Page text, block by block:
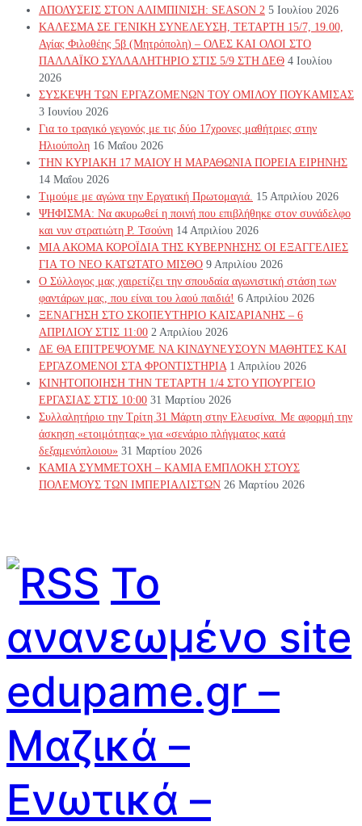
ΑΠΟΛΥΣΕΙΣ ΣΤΟΝ ΑΛΙΜΠΙΝΙΣΗ: SEASON 2 5 Ιουλίου 2026
ΚΑΛΕΣΜΑ ΣΕ ΓΕΝΙΚΗ ΣΥΝΕΛΕΥΣΗ, ΤΕΤΑΡΤΗ 15/7, 19.00,
Αγίας Φιλοθέης 5β (Μητρόπολη) – ΟΛΕΣ ΚΑΙ ΟΛΟΙ ΣΤΟ
ΠΑΛΛΑΪΚΟ ΣΥΛΛΑΛΗΤΗΡΙΟ ΣΤΙΣ 5/9 ΣΤΗ ΔΕΘ 4 Ιουλίου
2026
ΣΥΣΚΕΨΗ ΤΩΝ ΕΡΓΑΖΟΜΕΝΩΝ ΤΟΥ ΟΜΙΛΟΥ ΠΟΥΚΑΜΙΣΑΣ
3 Ιουνίου 2026
Για το τραγικό γεγονός με τις δύο 17χρονες μαθήτριες στην
Ηλιούπολη 16 Μαΐου 2026
ΤΗΝ ΚΥΡΙΑΚΗ 17 ΜΑΙΟΥ Η ΜΑΡΑΘΩΝΙΑ ΠΟΡΕΙΑ ΕΙΡΗΝΗΣ
14 Μαΐου 2026
Τιμούμε με αγώνα την Εργατική Πρωτομαγιά. 15 Απριλίου 2026
ΨΗΦΙΣΜΑ: Να ακυρωθεί η ποινή που επιβλήθηκε στον συνάδελφο
και νυν στρατιώτη Ρ. Τσούνη 14 Απριλίου 2026
ΜΙΑ ΑΚΟΜΑ ΚΟΡΟΪΔΙΑ ΤΗΣ ΚΥΒΕΡΝΗΣΗΣ ΟΙ ΕΞΑΓΓΕΛΙΕΣ
ΓΙΑ ΤΟ ΝΕΟ ΚΑΤΩΤΑΤΟ ΜΙΣΘΟ 9 Απριλίου 2026
Ο Σύλλογος μας χαιρετίζει την σπουδαία αγωνιστική στάση των
φαντάρων μας, που είναι του λαού παιδιά! 6 Απριλίου 2026
ΞΕΝΑΓΗΣΗ ΣΤΟ ΣΚΟΠΕΥΤΗΡΙΟ ΚΑΙΣΑΡΙΑΝΗΣ – 6
ΑΠΡΙΛΙΟΥ ΣΤΙΣ 11:00 2 Απριλίου 2026
ΔΕ ΘΑ ΕΠΙΤΡΕΨΟΥΜΕ ΝΑ ΚΙΝΔΥΝΕΥΣOYN ΜΑΘΗΤΕΣ ΚΑΙ
ΕΡΓΑΖΟΜΕΝΟΙ ΣΤΑ ΦΡΟΝΤΙΣΤΗΡΙΑ 1 Απριλίου 2026
ΚΙΝΗΤΟΠΟΙΗΣΗ ΤΗΝ ΤΕΤΑΡΤΗ 1/4 ΣΤΟ ΥΠΟΥΡΓΕΙΟ
ΕΡΓΑΣΙΑΣ ΣΤΙΣ 10:00 31 Μαρτίου 2026
Συλλαλητήριο την Τρίτη 31 Μάρτη στην Ελευσίνα. Με αφορμή την
άσκηση «ετοιμότητας» για «σενάριο πλήγματος κατά
δεξαμενόπλοιου» 31 Μαρτίου 2026
ΚΑΜΙΑ ΣΥΜΜΕΤΟΧΗ – ΚΑΜΙΑ ΕΜΠΛΟΚΗ ΣΤΟΥΣ
ΠΟΛΕΜΟΥΣ ΤΩΝ ΙΜΠΕΡΙΑΛΙΣΤΩΝ 26 Μαρτίου 2026
Το
ανανεωμένο site
edupame.gr –
Μαζικά –
Ενωτικά –